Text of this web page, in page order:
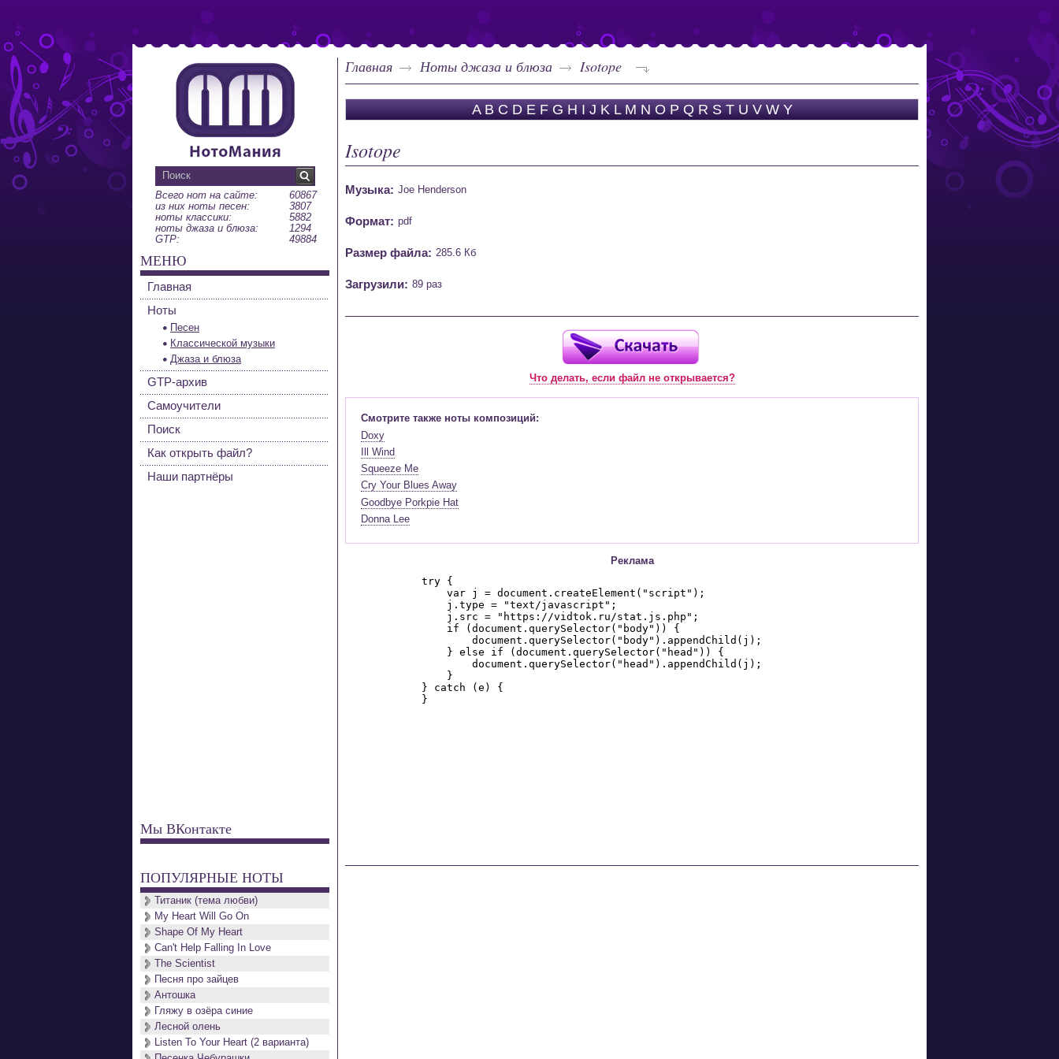
Главная Ноты джаза и блюза Isotope
A B C D E F G H I J K L M N O P Q R S T U V W Y
Isotope
Музыка: Joe Henderson
Формат: pdf
Размер файла: 285.6 Кб
Загрузили: 89 раз
Что делать, если файл не открывается?
Смотрите также ноты композиций:
Doxy
Ill Wind
Squeeze Me
Cry Your Blues Away
Goodbye Porkpie Hat
Donna Lee
Реклама
Всего нот на сайте:
60867
из них ноты песен:
3807
ноты классики:
5882
ноты джаза и блюза:
1294
GTP:
49884
МЕНЮ
Главная
Ноты
Песен
Классической музыки
Джаза и блюза
GTP-архив
Самоучители
Поиск
Как открыть файл?
Наши партнёры
Мы ВКонтакте
ПОПУЛЯРНЫЕ НОТЫ
Титаник (тема любви)
My Heart Will Go On
Shape Of My Heart
Can't Help Falling In Love
The Scientist
Песня про зайцев
Антошка
Гляжу в озёра синие
Лесной олень
Listen To Your Heart (2 варианта)